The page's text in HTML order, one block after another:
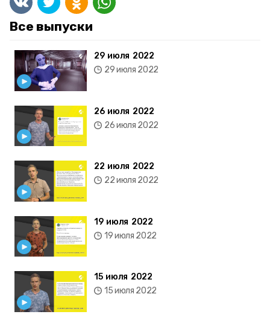
Все выпуски
29 июля 2022
29 июля 2022
26 июля 2022
26 июля 2022
22 июля 2022
22 июля 2022
19 июля 2022
19 июля 2022
15 июля 2022
15 июля 2022